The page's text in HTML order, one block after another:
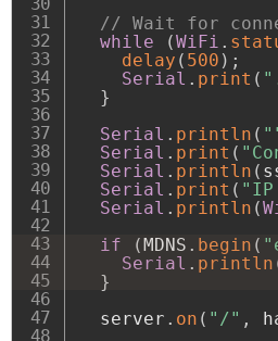
// Wait for
while
(WiFi .
delay ( 500 ) ;
Serial . print (
}
Serial . println (
Serial . print (
Serial . println (
Serial . print (
Serial . println (
if
(MDNS . begin (
Serial . println
}
  server
. on ( "/" ,